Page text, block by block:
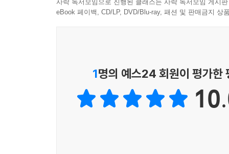
창조해서 밖으로 내보내는 거예요.”
에세이처럼 쉽게 읽혀, 실질적인 주제 다뤄
사락 독서모임으로 진행된 클래스는 사락 독서모임 게시
eBook 페이백, CD/LP, DVD/Blu-ray, 패션 및 판매금지 상
1명의 예스24 회원이 평가한